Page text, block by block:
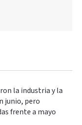
la industria y la
junio, pero
frente a mayo